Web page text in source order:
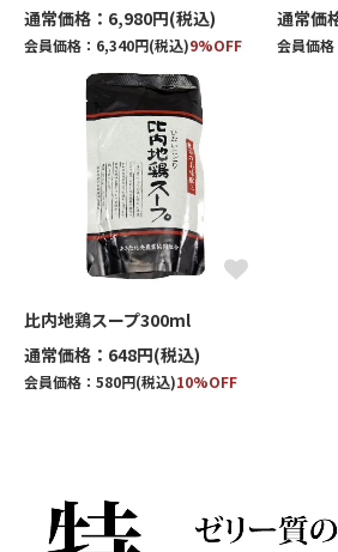
通常価格：6,980円(税込)
会員価格：6,340円(税込)9%OFF
通常価
会員価
比内地鶏スープ300ml
通常価格：648円(税込)
会員価格：580円(税込)10%OFF